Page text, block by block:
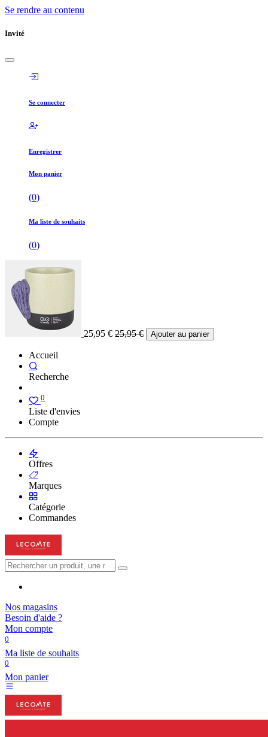
Se rendre au contenu
Invité
Se connecter
Enregistrer
Mon panier
(0)
Ma liste de souhaits
(0)
25,95 € 25,95€ Ajouter au panier
Accueil
Recherche
0
Liste d'envies
Compte
Offres
Marques
Catégorie
Commandes
Nos magasins
Besoin d'aide ?
Mon compte
0
Ma liste de souhaits
0
Mon panier